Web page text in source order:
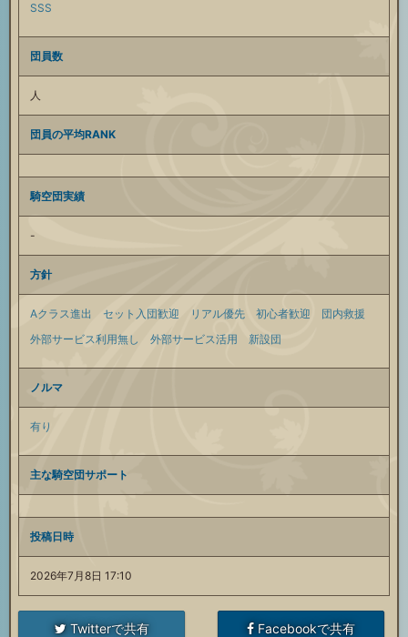
SSS
団員数
人
団員の平均RANK
騎空団実績
-
方針
Aクラス進出 セット入団歓迎 リアル優先 初心者歓迎
団内救援
外部サービス利用無し
外部サービス活用 新設団
ノルマ
有り
主な騎空団サポート
投稿日時
2026年7月8日 17:10
Twitterで共有 Facebookで共有